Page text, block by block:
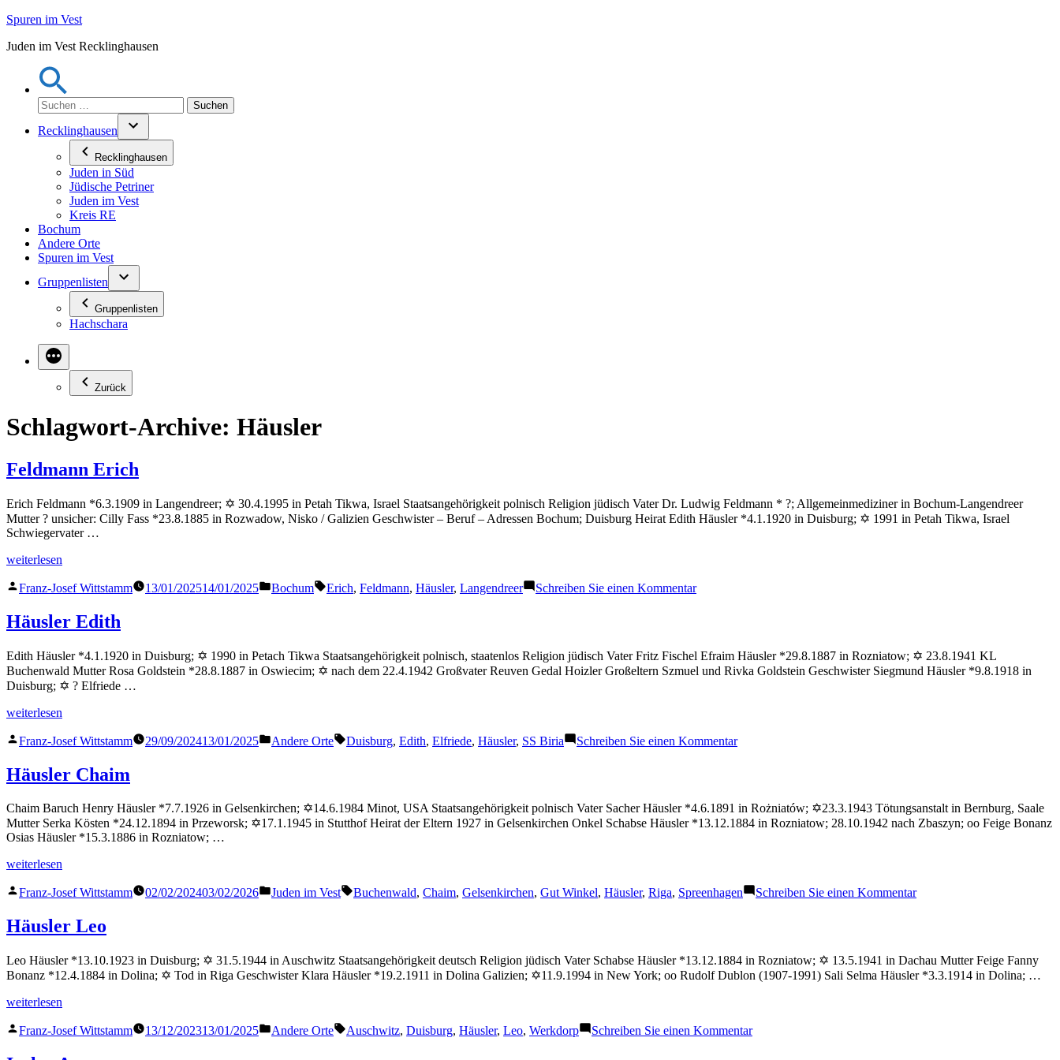
Zum
springen
Spuren im Vest
Juden im Vest Recklinghausen
Suchen
nach:
Recklinghausen
Recklinghausen
Juden in Süd
Jüdische Petriner
Juden im Vest
Kreis RE
Bochum
Andere Orte
Spuren im Vest
Gruppenlisten
Gruppenlisten
Hachschara
Zurück
Schlagwort-Archive: Häusler
Feldmann Erich
Erich Feldmann *6.3.1909 in Langendreer; ✡ 30.4.1995 in Petah Tikwa, Israel Staatsangehörigkeit polnisch Religion jüdisch Vater Dr. Ludwig Feldmann * ?; Allgemeinmediziner in Bochum-Langendreer
Mutter ? unsicher: Cilly Fass *23.8.1885 in Rozwadow, Nisko / Galizien Geschwister – Beruf – Adressen Bochum; Duisburg Heirat Edith Häusler *4.1.1920 in Duisburg; ✡ 1991 in Petah Tikwa, Israel
Schwiegervater …
„Feldmann
weiterlesen
Veröffentlicht
Franz-Josef Wittstamm 13/01/202514/01/2025
Veröffentlicht
Bochum Schlagwörter:
Erich, Feldmann, Häusler, Langendreer Schreiben Sie einen Kommentarzu
Häusler Edith
Edith Häusler *4.1.1920 in Duisburg; ✡ 1990 in Petach Tikwa Staatsangehörigkeit polnisch, staatenlos Religion jüdisch Vater Fritz Fischel Efraim Häusler *29.8.1887 in Rozniatow; ✡ 23.8.1941 KL
Buchenwald Mutter Rosa Goldstein *28.8.1887 in Oswiecim; ✡ nach dem 22.4.1942 Großvater Reuven Gedal Hoizler Großeltern Szmuel und Rivka Goldstein Geschwister Siegmund Häusler *9.8.1918 in
Duisburg; ✡ ? Elfriede …
„Häusler
weiterlesen
Veröffentlicht
Franz-Josef Wittstamm 29/09/202413/01/2025
Veröffentlicht
Andere Orte Schlagwörter:
Duisburg, Edith, Elfriede, Häusler, SS Biria Schreiben Sie einen Kommentarzu
Häusler Chaim
Chaim Baruch Henry Häusler *7.7.1926 in Gelsenkirchen; ✡14.6.1984 Minot, USA Staatsangehörigkeit polnisch Vater Sacher Häusler *4.6.1891 in Rożniatów; ✡23.3.1943 Tötungsanstalt in Bernburg, Saale
Mutter Serka Kösten *24.12.1894 in Przeworsk; ✡17.1.1945 in Stutthof Heirat der Eltern 1927 in Gelsenkirchen Onkel Schabse Häusler *13.12.1884 in Rozniatow; 28.10.1942 nach Zbaszyn; oo Feige Bonanz
Osias Häusler *15.3.1886 in Rozniatow; …
„Häusler
weiterlesen
Veröffentlicht
Franz-Josef Wittstamm 02/02/202403/02/2026
Veröffentlicht
Juden im Vest Schlagwörter:
Buchenwald, Chaim, Gelsenkirchen, Gut Winkel, Häusler, Riga, Spreenhagen Schreiben Sie einen Kommentarzu
Häusler Leo
Leo Häusler *13.10.1923 in Duisburg; ✡ 31.5.1944 in Auschwitz Staatsangehörigkeit deutsch Religion jüdisch Vater Schabse Häusler *13.12.1884 in Rozniatow; ✡ 13.5.1941 in Dachau Mutter Feige Fanny
Bonanz *12.4.1884 in Dolina; ✡ Tod in Riga Geschwister Klara Häusler *19.2.1911 in Dolina Galizien; ✡11.9.1994 in New York; oo Rudolf Dublon (1907-1991) Sali Selma Häusler *3.3.1914 in Dolina; …
„Häusler
weiterlesen
Veröffentlicht
Franz-Josef Wittstamm 13/12/202313/01/2025
Veröffentlicht
Andere Orte Schlagwörter:
Auschwitz, Duisburg, Häusler, Leo, Werkdorp Schreiben Sie einen Kommentarzu